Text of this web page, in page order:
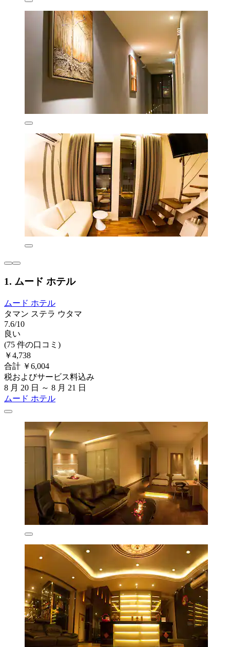
1. ムード ホテル
ムード ホテル
タマン ステラ ウタマ
7.6/10
良い
(75 件の口コミ)
￥4,738
合計 ￥6,004
税およびサービス料込み
8 月 20 日 ～ 8 月 21 日
ムード ホテル